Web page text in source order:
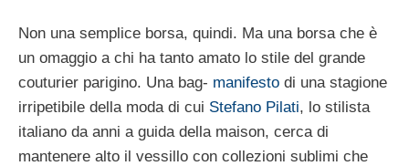
Non una semplice borsa, quindi. Ma una borsa che è
un omaggio a chi ha tanto amato lo stile del grande
couturier parigino. Una bag- manifesto di una stagione
irripetibile della moda di cui Stefano Pilati, lo stilista
italiano da anni a guida della maison, cerca di
mantenere alto il vessillo con collezioni sublimi che